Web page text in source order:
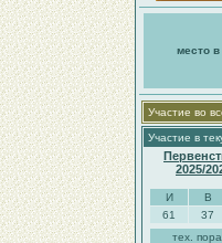
место в
Участие во
Участие в
2025/
И В
61
37
тех.